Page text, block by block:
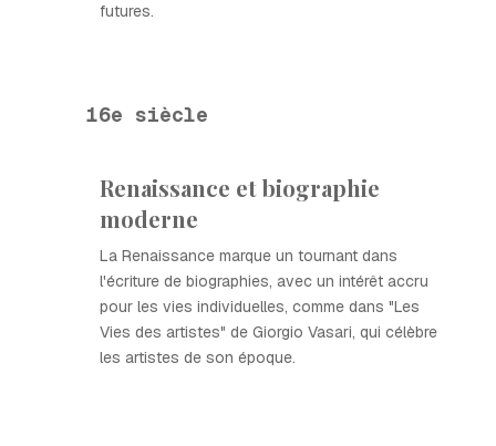
futures.
16e siècle
Renaissance et biographie
moderne
La Renaissance marque un tournant dans
l'écriture de biographies, avec un intérêt accru
pour les vies individuelles, comme dans "Les
Vies des artistes" de Giorgio Vasari, qui célèbre
les artistes de son époque.